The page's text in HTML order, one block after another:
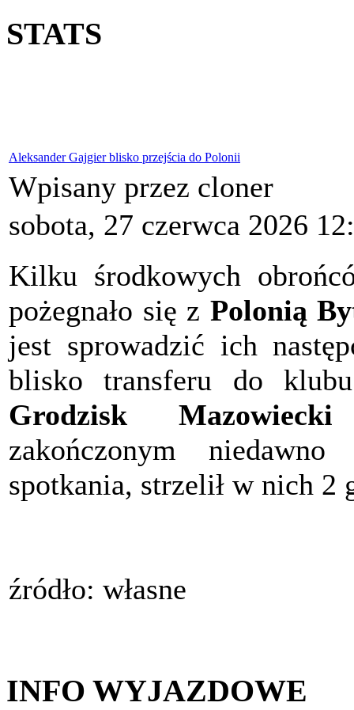
STATS
Aleksander Gajgier blisko przejścia do Polonii
Wpisany przez cloner
sobota, 27 czerwca 2026
Kilku środkowych
pożegnało się z Polonią
jest sprowadzić ich
blisko transferu do
Grodzisk
zakończonym
spotkania, strzelił w nich 2
źródło: własne
INFO WYJAZDOWE